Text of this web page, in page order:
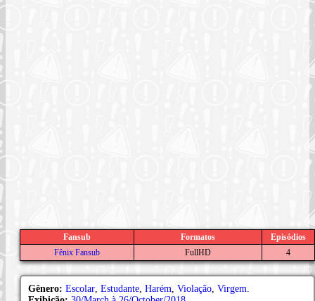
Fansub Formatos
Episódios
Fênix Fansub
FullHD 4
Gênero: Escolar Estudante Harém Violação Virgem